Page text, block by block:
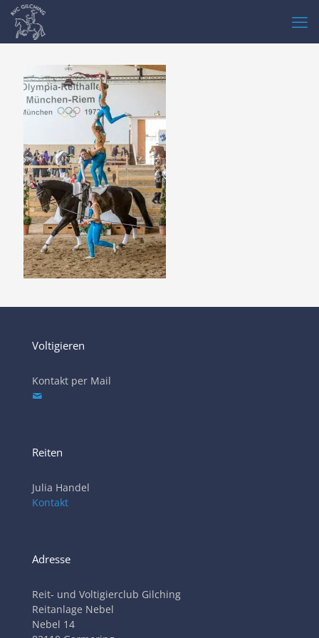
Voltigieren
Kontakt per Mail
Reiten
Julia Handel
Kontakt
Adresse
Reit- und Voltigierclub Gilching
Reitanlage Nebel
Nebel 14